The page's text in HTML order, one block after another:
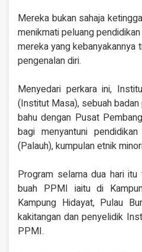
Mereka bukan sahaja
menikmati peluang
mereka yang kebanyakannya
pengenalan diri.
Menyedari perkara ini,
(Institut Masa), sebuah
bahu dengan Pusat
bagi menyantuni
(Palauh), kumpulan etnik
Program selama dua hari
buah PPMI iaitu di
Kampung Hidayat, Pulau
kakitangan dan penyelidik
PPMI.